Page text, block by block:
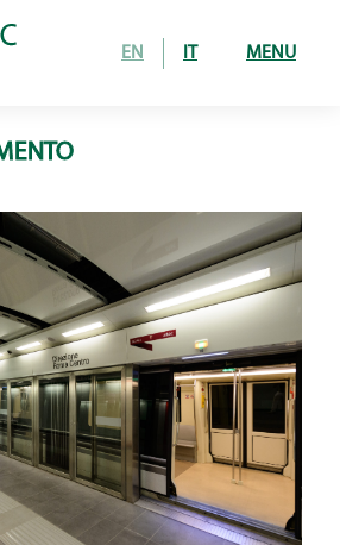
EN IT MENU